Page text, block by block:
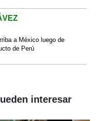
a México luego de
de Perú
interesar